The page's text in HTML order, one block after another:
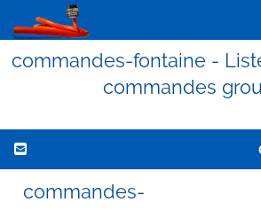
commandes-fontaine -
commandes
commandes-